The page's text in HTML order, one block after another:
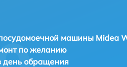
машины Midea
по желанию
день обращения